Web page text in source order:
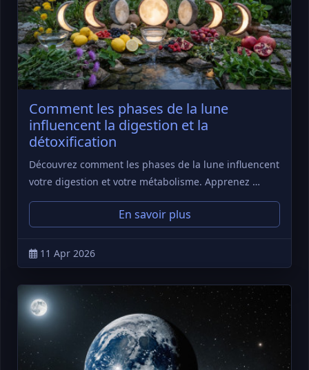
Comment les phases de la lune
influencent la digestion et la
détoxification
Découvrez comment les phases de la lune influencent
votre digestion et votre métabolisme. Apprenez …
En savoir plus
11 Apr 2026